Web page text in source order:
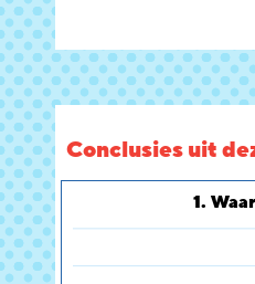
Conclusies uit
1.